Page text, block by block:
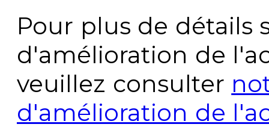
Pour plus de détails
d'amélioration de
veuillez consulter
d'amélioration de